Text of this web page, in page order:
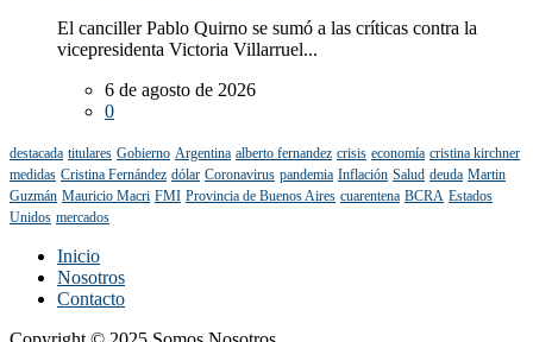
El canciller Pablo Quirno se sumó a las críticas contra la
vicepresidenta Victoria Villarruel...
6 de agosto de 2026
0
destacada titulares Gobierno Argentina alberto fernandez crisis economía cristina kirchner
medidas Cristina Fernández dólar Coronavirus pandemia Inflación Salud deuda Martin
Guzmán Mauricio Macri FMI Provincia de Buenos Aires cuarentena BCRA Estados
Unidos mercados
Inicio
Nosotros
Contacto